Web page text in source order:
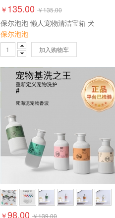
￥ 135.00 ￥135.00
保尔泡泡 懒人宠物清洁宝箱 犬
保尔泡泡
加入购物车
￥98.00 ￥139.00